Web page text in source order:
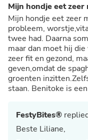
Mijn hondje eet zeer
Mijn hondje eet zeer
probleem,
twee had. Daarna
maar dan moet hij
zeer fit en gezond,
geven,omdat de
groenten
staan. Benitoke is
FestyBites®
Beste Liliane,